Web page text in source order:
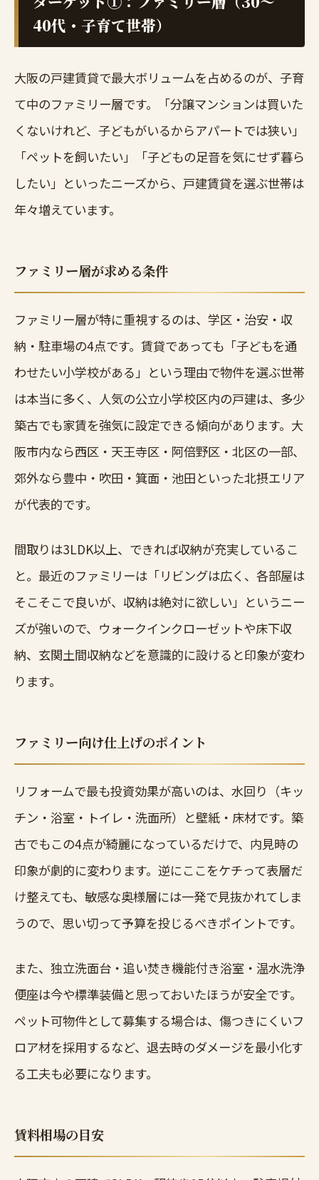
40代・子育て世帯）
大阪の戸建賃貸で最大ボリュームを占めるのが、子育
て中のファミリー層です。「分譲マンションは買いた
くないけれど、子どもがいるからアパートでは狭い」
「ペットを飼いたい」「子どもの足音を気にせず暮ら
したい」といったニーズから、戸建賃貸を選ぶ世帯は
年々増えています。
ファミリー層が求める条件
ファミリー層が特に重視するのは、学区・治安・収
納・駐車場の4点です。賃貸であっても「子どもを通
わせたい小学校がある」という理由で物件を選ぶ世帯
は本当に多く、人気の公立小学校区内の戸建は、多少
築古でも家賃を強気に設定できる傾向があります。大
阪市内なら西区・天王寺区・阿倍野区・北区の一部、
郊外なら豊中・吹田・箕面・池田といった北摂エリア
が代表的です。
間取りは3LDK以上、できれば収納が充実しているこ
と。最近のファミリーは「リビングは広く、各部屋は
そこそこで良いが、収納は絶対に欲しい」というニー
ズが強いので、ウォークインクローゼットや床下収
納、玄関土間収納などを意識的に設けると印象が変わ
ります。
ファミリー向け仕上げのポイント
リフォームで最も投資効果が高いのは、水回り（キッ
チン・浴室・トイレ・洗面所）と壁紙・床材です。築
古でもこの4点が綺麗になっているだけで、内見時の
印象が劇的に変わります。逆にここをケチって表層だ
け整えても、敏感な奥様層には一発で見抜かれてしま
うので、思い切って予算を投じるべきポイントです。
また、独立洗面台・追い焚き機能付き浴室・温水洗浄
便座は今や標準装備と思っておいたほうが安全です。
ペット可物件として募集する場合は、傷つきにくいフ
ロア材を採用するなど、退去時のダメージを最小化す
る工夫も必要になります。
賃料相場の目安